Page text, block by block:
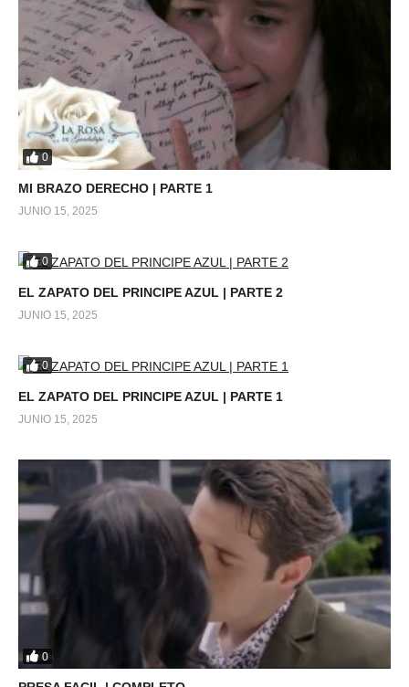
0
MI BRAZO DERECHO | PARTE 1
JUNIO 15, 2025
0
EL ZAPATO DEL PRINCIPE AZUL | PARTE 2
JUNIO 15, 2025
0
EL ZAPATO DEL PRINCIPE AZUL | PARTE 1
JUNIO 15, 2025
0